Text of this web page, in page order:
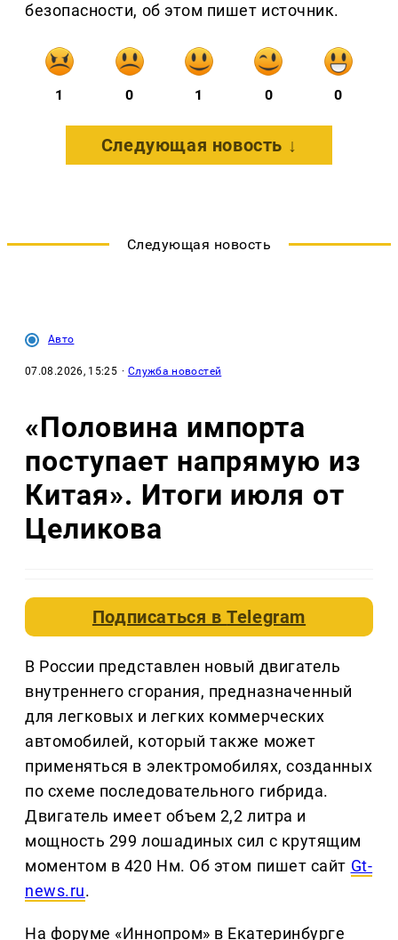
безопасности, об этом пишет источник.
1 0 1 0 0
Следующая новость ↓
Следующая новость
Авто
07.08.2026, 15:25 · Служба новостей
«Половина импорта
поступает напрямую из
Китая». Итоги июля от
Целикова
Подписаться вTelegram
В России представлен новый двигатель
внутреннего сгорания, предназначенный
для легковых и легких коммерческих
автомобилей, который также может
применяться в электромобилях, созданных
по схеме последовательного гибрида.
Двигатель имеет объем 2,2 литра и
мощность 299 лошадиных сил с крутящим
моментом в 420 Нм. Об этом пишет сайт Gt-
news.ru.
На форуме «Иннопром» в Екатеринбурге